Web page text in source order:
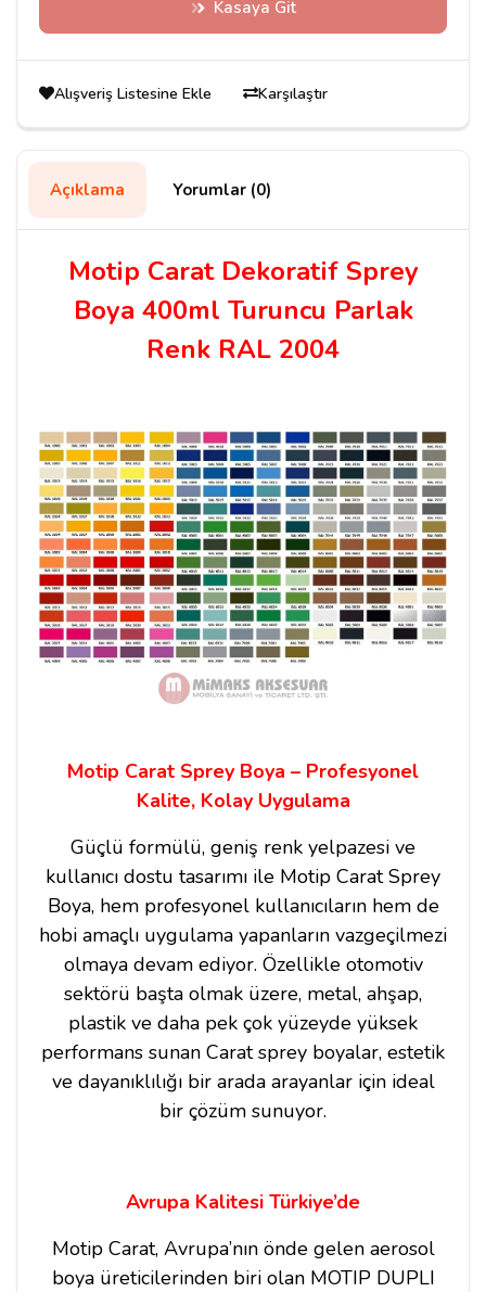
Kasaya Git
Alışveriş Listesine Ekle Karşılaştır
Açıklama Yorumlar (0)
Motip Carat Dekoratif Sprey
Boya 400ml Turuncu Parlak
Renk RAL 2004
Motip Carat Sprey Boya – Profesyonel
Kalite, Kolay Uygulama
Güçlü formülü, geniş renk yelpazesi ve
kullanıcı dostu tasarımı ile Motip Carat Sprey
Boya, hem profesyonel kullanıcıların hem de
hobi amaçlı uygulama yapanların vazgeçilmezi
olmaya devam ediyor. Özellikle otomotiv
sektörü başta olmak üzere, metal, ahşap,
plastik ve daha pek çok yüzeyde yüksek
performans sunan Carat sprey boyalar, estetik
ve dayanıklılığı bir arada arayanlar için ideal
bir çözüm sunuyor.
Avrupa Kalitesi Türkiye’de
Motip Carat, Avrupa’nın önde gelen aerosol
boya üreticilerinden biri olan MOTIP DUPLI